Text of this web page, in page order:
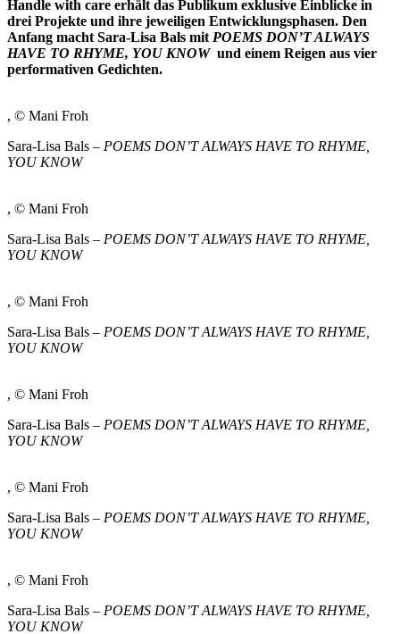
Handle with care erhält das Publikum exklusive Einblicke in
drei Projekte und ihre jeweiligen Entwicklungsphasen. Den
Anfang macht Sara-Lisa Bals mit POEMS DON’T ALWAYS
HAVE TO RHYME, YOU KNOW und einem Reigen aus vier
performativen Gedichten.
, © Mani Froh
Sara-Lisa Bals – POEMS DON’T ALWAYS HAVE TO RHYME,
YOU KNOW
, © Mani Froh
Sara-Lisa Bals – POEMS DON’T ALWAYS HAVE TO RHYME,
YOU KNOW
, © Mani Froh
Sara-Lisa Bals – POEMS DON’T ALWAYS HAVE TO RHYME,
YOU KNOW
, © Mani Froh
Sara-Lisa Bals – POEMS DON’T ALWAYS HAVE TO RHYME,
YOU KNOW
, © Mani Froh
Sara-Lisa Bals – POEMS DON’T ALWAYS HAVE TO RHYME,
YOU KNOW
, © Mani Froh
Sara-Lisa Bals – POEMS DON’T ALWAYS HAVE TO RHYME,
YOU KNOW